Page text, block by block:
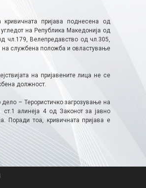
пријава поднесена од
на Република Македонија од
чл.179, Велепредавство од чл.305,
на службена положба и овластување
на пријавените лица не се
должност.
– Терористичко загрозување на
алинеја 4 од Законот за јавно
Поради тоа, кривичната пријава е